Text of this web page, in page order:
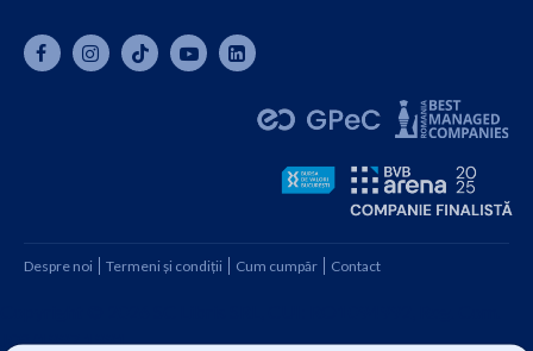
Despre noi Termeni și condiții Cum cumpăr Contact
J08/1997 1991